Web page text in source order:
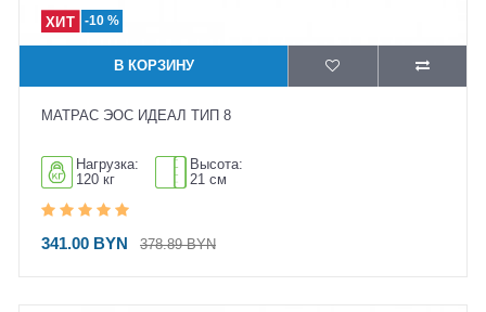
-10 %
В КОРЗИНУ
МАТРАС ЭОС ИДЕАЛ ТИП 8
Нагрузка:
120 кг
Высота:
21 см
341.00 BYN 378.89 BYN